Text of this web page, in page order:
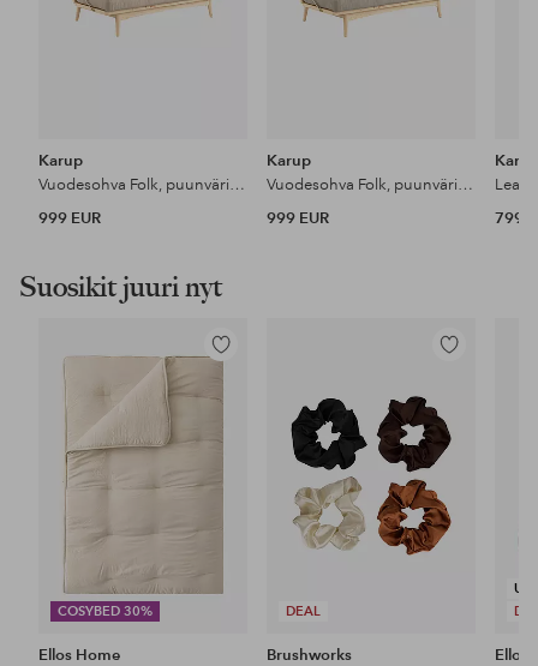
Karup
Vuodesohva Folk, puunvärinen runko
999 EUR
Karup
Vuodesohva Folk, puunvärinen runko
999 EUR
Lean
799
Suosikit juuri nyt
COSYBED 30%
Lisää
Ellos Home
DEAL
Lisää
Brushworks
Ellos